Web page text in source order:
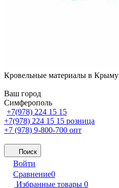
Кровельные материалы в Крыму
Ваш город
Симферополь
+7(978) 224 15 15
+7(978) 224 15 15 розница
+7 (978) 9-800-700 опт
Поиск
Войти
Сравнение0
Избранные товары 0